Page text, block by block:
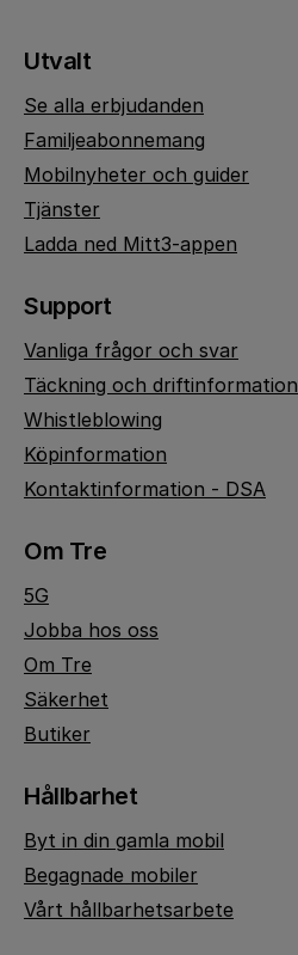
Utvalt
Se alla erbjudanden
Familjeabonnemang
Mobilnyheter och guider
Tjänster
Ladda ned Mitt3-appen
Support
Vanliga frågor och svar
Täckning och driftinformation
Whistleblowing
Köpinformation
Kontaktinformation - DSA
Om Tre
5G
Jobba hos oss
Om Tre
Säkerhet
Butiker
Hållbarhet
Byt in din gamla mobil
Begagnade mobiler
Vårt hållbarhetsarbete